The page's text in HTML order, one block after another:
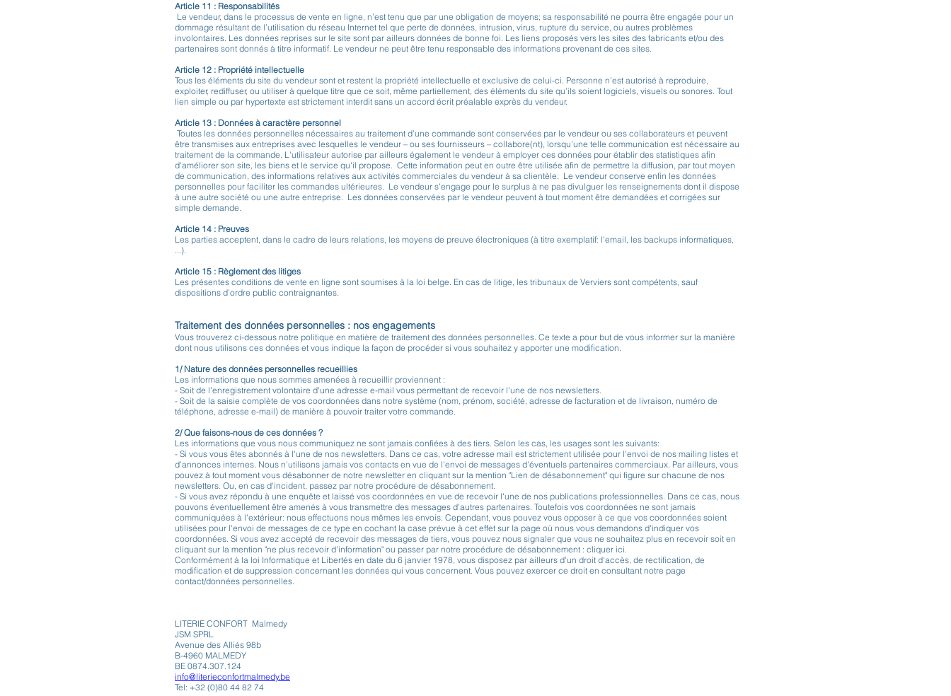
Article 11 : Responsabilités
Le vendeur, dans le processus de vente en ligne, n’est tenu que par une obligation de moyens; sa responsabilité ne pourra être engagée pour un
dommage résultant de l’utilisation du réseau Internet tel que perte de données, intrusion, virus, rupture du service, ou autres problèmes
involontaires. Les données reprises sur le site sont par ailleurs données de bonne foi. Les liens proposés vers les sites des fabricants et/ou des
partenaires sont donnés à titre informatif. Le vendeur ne peut être tenu responsable des informations provenant de ces sites.
Article 12 : Propriété intellectuelle
Tous les éléments du site du vendeur sont et restent la propriété intellectuelle et exclusive de celui-ci. Personne n’est autorisé à reproduire,
exploiter, rediffuser, ou utiliser à quelque titre que ce soit, même partiellement, des éléments du site qu’ils soient logiciels, visuels ou sonores. Tout
lien simple ou par hypertexte est strictement interdit sans un accord écrit préalable exprès du vendeur.
Article 13 : Données à caractère personnel
Toutes les données personnelles nécessaires au traitement d’une commande sont conservées par le vendeur ou ses collaborateurs et peuvent
être transmises aux entreprises avec lesquelles le vendeur – ou ses fournisseurs – collabore(nt), lorsqu’une telle communication est nécessaire au
traitement de la commande. L'utilisateur autorise par ailleurs également le vendeur à employer ces données pour établir des statistiques afin
d'améliorer son site, les biens et le service qu'il propose. Cette information peut en outre être utilisée afin de permettre la diffusion, par tout moyen
de communication, des informations relatives aux activités commerciales du vendeur à sa clientèle. Le vendeur conserve enfin les données
personnelles pour faciliter les commandes ultérieures. Le vendeur s'engage pour le surplus à ne pas divulguer les renseignements dont il dispose
à une autre société ou une autre entreprise. Les données conservées par le vendeur peuvent à tout moment être demandées et corrigées sur
simple demande.
Article 14 : Preuves
Les parties acceptent, dans le cadre de leurs relations, les moyens de preuve électroniques (à titre exemplatif: l'email, les backups informatiques,
...).
Article 15 : Règlement des litiges
Les présentes conditions de vente en ligne sont soumises à la loi belge. En cas de litige, les tribunaux de Verviers sont compétents, sauf
dispositions d’ordre public contraignantes.
Traitement des données personnelles : nos engagements
Vous trouverez ci-dessous notre politique en matière de traitement des données personnelles. Ce texte a pour but de vous informer sur la manière
dont nous utilisons ces données et vous indique la façon de procéder si vous souhaitez y apporter une modification.
1/ Nature des données personnelles recueillies
Les informations que nous sommes amenées à recueillir proviennent :
- Soit de l'enregistrement volontaire d'une adresse e-mail vous permettant de recevoir l'une de nos newsletters.
- Soit de la saisie complète de vos coordonnées dans notre système (nom, prénom, société, adresse de facturation et de livraison, numéro de
téléphone, adresse e-mail) de manière à pouvoir traiter votre commande.
2/ Que faisons-nous de ces données ?
Les informations que vous nous communiquez ne sont jamais confiées à des tiers. Selon les cas, les usages sont les suivants:
- Si vous vous êtes abonnés à l'une de nos newsletters. Dans ce cas, votre adresse mail est strictement utilisée pour l'envoi de nos mailing listes et
d'annonces internes. Nous n'utilisons jamais vos contacts en vue de l'envoi de messages d'éventuels partenaires commerciaux. Par ailleurs, vous
pouvez à tout moment vous désabonner de notre newsletter en cliquant sur la mention "Lien de désabonnement" qui figure sur chacune de nos
newsletters. Ou, en cas d'incident, passez par notre procédure de désabonnement.
- Si vous avez répondu à une enquête et laissé vos coordonnées en vue de recevoir l'une de nos publications professionnelles. Dans ce cas, nous
pouvons éventuellement être amenés à vous transmettre des messages d'autres partenaires. Toutefois vos coordonnées ne sont jamais
communiquées à l'extérieur: nous effectuons nous mêmes les envois. Cependant, vous pouvez vous opposer à ce que vos coordonnées soient
utilisées pour l'envoi de messages de ce type en cochant la case prévue à cet effet sur la page où nous vous demandons d'indiquer vos
coordonnées. Si vous avez accepté de recevoir des messages de tiers, vous pouvez nous signaler que vous ne souhaitez plus en recevoir soit en
cliquant sur la mention "ne plus recevoir d'information" ou passer par notre procédure de désabonnement : cliquer ici.
Conformément à la loi Informatique et Libertés en date du 6 janvier 1978, vous disposez par ailleurs d'un droit d'accès, de rectification, de
modification et de suppression concernant les données qui vous concernent. Vous pouvez exercer ce droit en consultant notre page
contact/données personnelles.
LITERIE CONFORT Malmedy
JSM SPRL
Avenue des Alliés 98b
B-4960 MALMEDY
BE 0874.307.124
info@literieconfortmalmedy.be
Tel: +32 (0)80 44 82 74